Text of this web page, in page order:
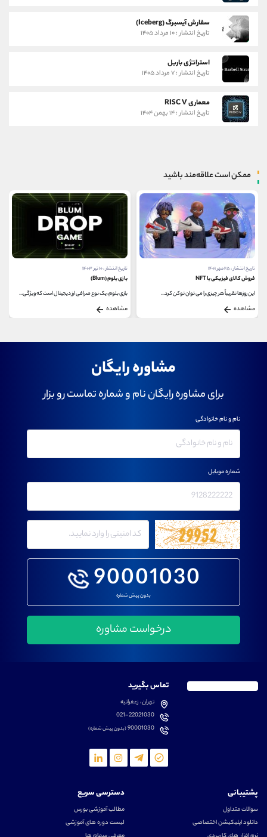
سفارش آیسبرگ (Iceberg)
تاریخ انتشار : ۱۰ مرداد ۱۴۰۵
استراتژی باربل
تاریخ انتشار : ۷ مرداد ۱۴۰۵
معماری RISC V
تاریخ انتشار : ۱۴ بهمن ۱۴۰۴
ممکن است علاقه‌مند باشید
تاریخ انتشار : ۱۰ تیر ۱۴۰۳
بازی بلوم (Blum)
بازی بلوم، یک نوع صرافی ارز دیجیتال است که ویژگی...
مشاهده
تاریخ انتشار : ۲۸ اردیبهشت ۱۴۰۰
کیف پول های ارز دیجیتال استرکس
مشاهده
مشاوره رایگان
برای مشاوره رایگان نام و شماره تماست رو بزار
90001030
بدون پیش شماره
نام و نام خانوادگی
شماره موبایل
تماس بگیرید
تهران، زعفرانیه
021-22021030
90001030(بدون پیش شماره)
پشتیبانی
سوالات متداول
دانلود اپلیکیشن اختصاصی
دسترسی سریع
مطالب آموزشی بورس
لیست دوره های آموزشی